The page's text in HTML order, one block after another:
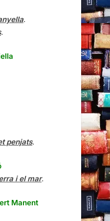
.
.
penjats.
i el mar.
Manent